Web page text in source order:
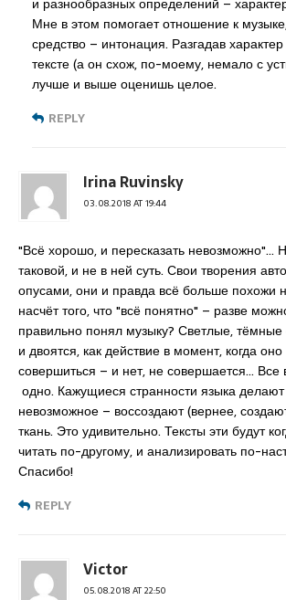
Мне в этом помогает отношение к
средство – интонация. Разгадав
тексте (а он схож, по-моему, немало с
лучше и выше оценишь целое.
REPLY
Irina Ruvinsky
03.08.2018 AT 19:44
"Всё хорошо, и пересказать невозможно"…
таковой, и не в ней суть. Свои творения
опусами, они и правда всё больше похожи
насчёт того, что "всё понятно" – разве
правильно понял музыку? Светлые,
и двоятся, как действие в момент, когда
совершиться – и нет, не совершается…
одно. Кажущиеся странности языка делают
невозможное – воссоздают (вернее,
ткань. Это удивительно. Тексты эти будут
читать по-другому, и анализировать по-
Спасибо!
REPLY
Victor
05.08.2018 AT 22:50